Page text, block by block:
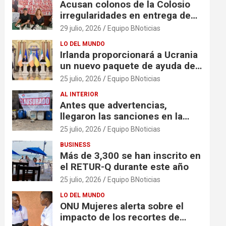
Acusan colonos de la Colosio
irregularidades en entrega de
escrituras
29 julio, 2026 Equipo BNoticias
LO DEL MUNDO
Irlanda proporcionará a Ucrania
un nuevo paquete de ayuda de
125 millones de euros
25 julio, 2026 Equipo BNoticias
AL INTERIOR
Antes que advertencias,
llegaron las sanciones en la
colonia El Milagro
25 julio, 2026 Equipo BNoticias
BUSINESS
Más de 3,300 se han inscrito en
el RETUR-Q durante este año
25 julio, 2026 Equipo BNoticias
LO DEL MUNDO
ONU Mujeres alerta sobre el
impacto de los recortes de